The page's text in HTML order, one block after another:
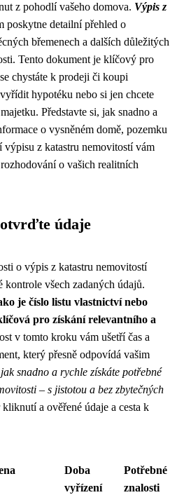
z pohodlí vašeho domova. Výpis z
poskytne detailní přehled o
břemenech a dalších důležitých
Tento dokument je klíčový pro
chystáte k prodeji či koupi
hypotéku nebo si jen chcete
Představte si, jak snadno a
o vysněném domě, pozemku
výpisu z katastru nemovitostí vám
o vašich realitních
údaje
o výpis z katastru nemovitostí
všech zadaných údajů.
je číslo listu vlastnictví nebo
pro získání relevantního a
v tomto kroku vám ušetří čas a
který přesně odpovídá vašim
snadno a rychle získáte potřebné
– s jistotou a bez zbytečných
kliknutí a ověřené údaje a cesta k
Doba
vyřízení
Potřebné
znalosti